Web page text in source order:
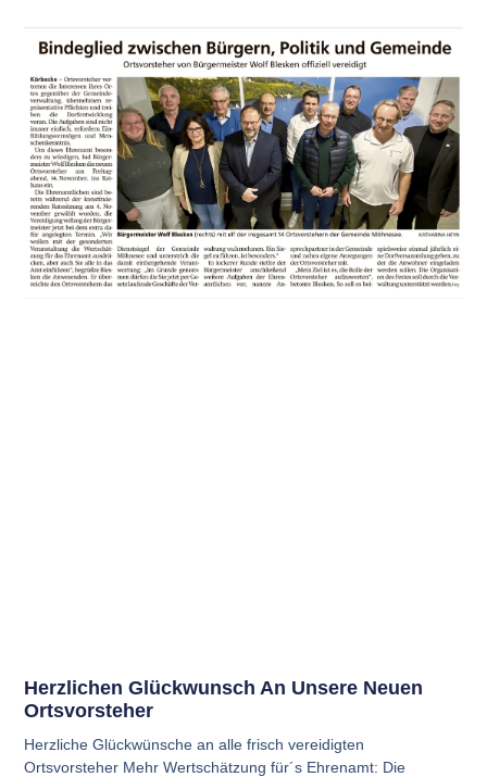
Herzlichen Glückwunsch An Unsere Neuen
Ortsvorsteher
Herzliche Glückwünsche an alle frisch vereidigten
Ortsvorsteher Mehr Wertschätzung für´s Ehrenamt: Die